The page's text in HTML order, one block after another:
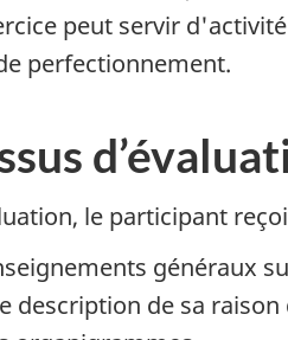
peut servir
perfectionnement.
le participant
généraux
description de sa